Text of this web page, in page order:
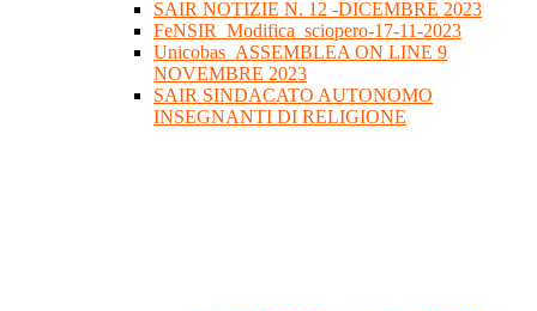
SAIR NOTIZIE N. 12 -DICEMBRE 2023
FeNSIR_Modifica_sciopero-17-11-2023
Unicobas_ASSEMBLEA ON LINE 9
NOVEMBRE 2023
SAIR SINDACATO AUTONOMO
INSEGNANTI DI RELIGIONE